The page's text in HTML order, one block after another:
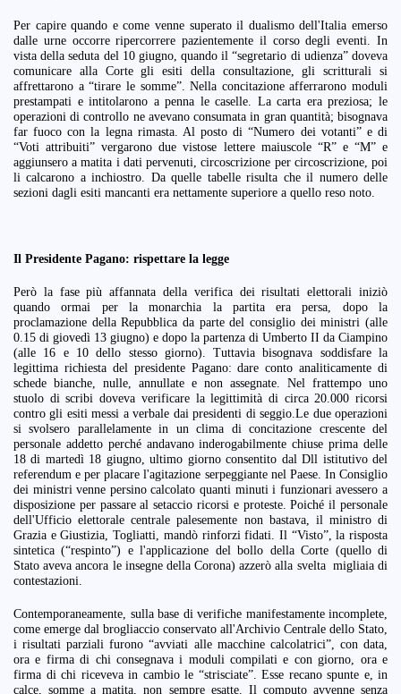
Per capire quando e come venne superato il dualismo dell'Italia emerso
dalle urne occorre ripercorrere pazientemente il corso degli eventi. In
vista della seduta del 10 giugno, quando il “segretario di udienza” doveva
comunicare alla Corte gli esiti della consultazione, gli scritturali si
affrettarono a “tirare le somme”. Nella concitazione afferrarono moduli
prestampati e intitolarono a penna le caselle. La carta era preziosa; le
operazioni di controllo ne avevano consumata in gran quantità; bisognava
far fuoco con la legna rimasta. Al posto di “Numero dei votanti” e di
“Voti attribuiti” vergarono due vistose lettere maiuscole “R” e “M” e
aggiunsero a matita i dati pervenuti, circoscrizione per circoscrizione, poi
li calcarono a inchiostro. Da quelle tabelle risulta che il numero delle
sezioni dagli esiti mancanti era nettamente superiore a quello reso noto.
Il Presidente Pagano: rispettare la legge
Però la fase più affannata della verifica dei risultati elettorali iniziò
quando ormai per la monarchia la partita era persa, dopo la
proclamazione della Repubblica da parte del consiglio dei ministri (alle
0.15 di giovedì 13 giugno) e dopo la partenza di Umberto II da Ciampino
(alle 16 e 10 dello stesso giorno). Tuttavia bisognava soddisfare la
legittima richiesta del presidente Pagano: dare conto analiticamente di
schede bianche, nulle, annullate e non assegnate. Nel frattempo uno
stuolo di scribi doveva verificare la legittimità di circa 20.000 ricorsi
contro gli esiti messi a verbale dai presidenti di seggio.Le due operazioni
si svolsero parallelamente in un clima di concitazione crescente del
personale addetto perché andavano inderogabilmente chiuse prima delle
18 di martedì 18 giugno, ultimo giorno consentito dal Dll istitutivo del
referendum e per placare l'agitazione serpeggiante nel Paese. In Consiglio
dei ministri venne persino calcolato quanti minuti i funzionari avessero a
disposizione per passare al setaccio ricorsi e proteste. Poiché il personale
dell'Ufficio elettorale centrale palesemente non bastava, il ministro di
Grazia e Giustizia, Togliatti, mandò rinforzi fidati. Il “Visto”, la risposta
sintetica (“respinto”) e l'applicazione del bollo della Corte (quello di
Stato aveva ancora le insegne della Corona) azzerò alla svelta migliaia di
contestazioni.
Contemporaneamente, sulla base di verifiche manifestamente incomplete,
come emerge dal brogliaccio conservato all'Archivio Centrale dello Stato,
i risultati parziali furono “avviati alle macchine calcolatrici”, con data,
ora e firma di chi consegnava i moduli compilati e con giorno, ora e
firma di chi riceveva in cambio le “strisciate”. Esse recano spunte e, in
calce, somme a matita, non sempre esatte. Il computo avvenne senza